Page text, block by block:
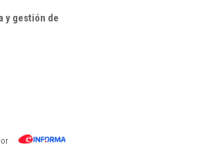
y gestión de